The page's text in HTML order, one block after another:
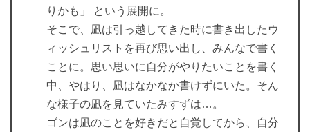
りかも」 という展開に。
そこで、凪は引っ越してきた時に書き出したウ
ィッシュリストを再び思い出し、みんなで書く
ことに。思い思いに自分がやりたいことを書く
中、やはり、凪はなかなか書けずにいた。そん
な様子の凪を見ていたみすずは…。
ゴンは凪のことを好きだと自覚してから、自分